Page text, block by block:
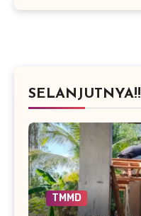
SELANJUTNYA!!
TMMD